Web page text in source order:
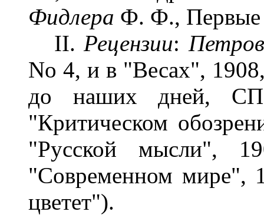
Фидлера Ф. Ф., Первые
II. Рецензии:
No 4, и в "Весах",
до наших дней,
"Критическом
"Русской мысли",
"Современном мире",
цветет").